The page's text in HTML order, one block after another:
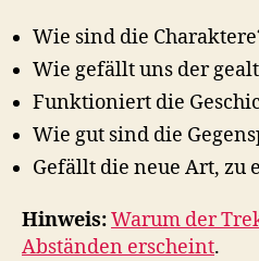
Wie sind die
Wie gefällt uns der
Funktioniert die
Wie gut sind die
Gefällt die neue Art, zu
Hinweis:Warum der
Abständen erscheint.